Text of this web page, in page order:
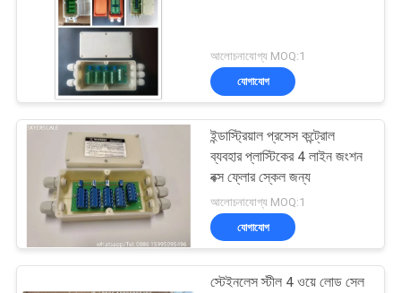
কারখানা
গুণমান
মামলা
আলোচনাযোগ্য MOQ:1
যোগাযোগ
ইন্ডাস্ট্রিয়াল প্রসেস কন্ট্রোল
ব্যবহার প্লাস্টিকের 4 লাইন জংশন
বক্স ফ্লোর স্কেল জন্য
আলোচনাযোগ্য MOQ:1
যোগাযোগ
স্টেইনলেস স্টীল 4 ওয়ে লোড সেল